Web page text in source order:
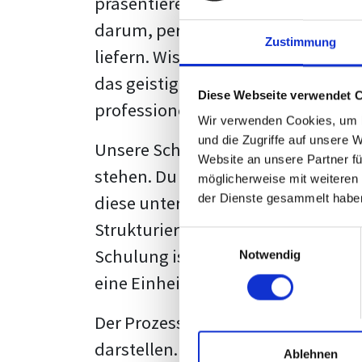
Zustimmung
Diese Webseite verwendet
Wir verwenden Cookies,
und die Zugriffe auf unsere
Website an unsere Partner
möglicherweise mit
der Dienste gesammelt
Notwendig
Ablehnen
darum, persönliche Meinungen
liefern. Wissenschaftliche Texte,
das geistige Eigentum des
professionell zu kommunizieren.
Unsere Schulung wurde mit Blick
stehen. Du wirst nicht nur
diese unter Zuhilfenahme von
Strukturierung ist ebenso
Schulung ist so konzipiert, dass
eine Einheitslösung zu bieten.
Der Prozess des
darstellen. Jedoch, ausgestattet